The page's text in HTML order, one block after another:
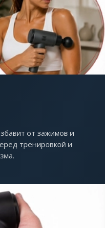
от зажимов и
тренировкой и